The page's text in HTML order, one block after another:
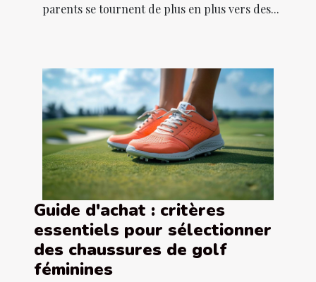
parents se tournent de plus en plus vers des...
Guide d'achat : critères
essentiels pour sélectionner
des chaussures de golf
féminines